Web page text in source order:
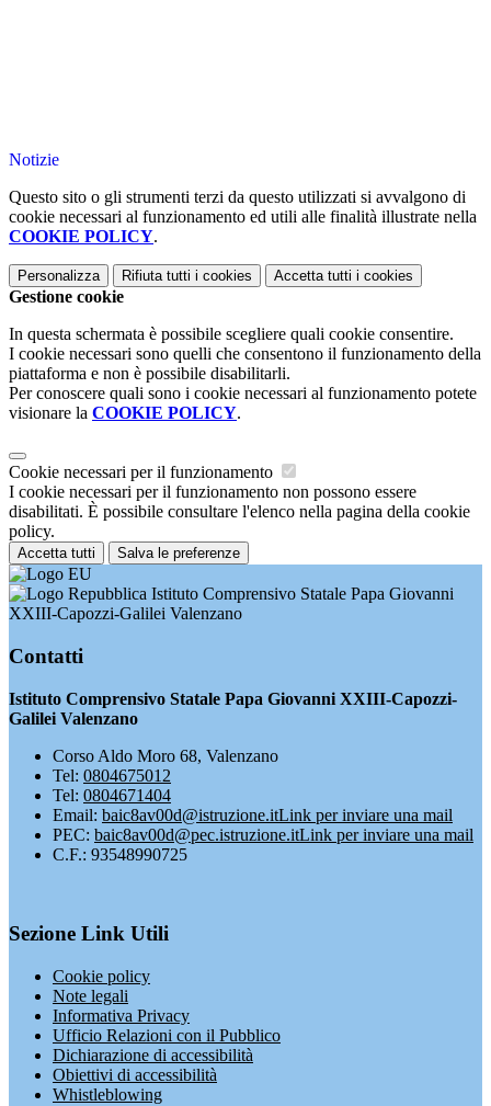
Notizie
Questo sito o gli strumenti terzi da questo utilizzati si avvalgono di
cookie necessari al funzionamento ed utili alle finalità illustrate nella
COOKIE POLICY.
Personalizza Rifiuta tutti i cookies Accetta tutti i cookies
Gestione cookie
In questa schermata è possibile scegliere quali cookie consentire.
I cookie necessari sono quelli che consentono il funzionamento della
piattaforma e non è possibile disabilitarli.
Per conoscere quali sono i cookie necessari al funzionamento potete
visionare la COOKIE POLICY.
Cookie necessari per il funzionamento
I cookie necessari per il funzionamento non possono essere
disabilitati. È possibile consultare l'elenco nella pagina della cookie
policy.
Accetta tutti Salva le preferenze
Istituto Comprensivo Statale Papa Giovanni
XXIII-Capozzi-Galilei Valenzano
Contatti
Istituto Comprensivo Statale Papa Giovanni XXIII-Capozzi-
Galilei Valenzano
Corso Aldo Moro 68, Valenzano
Tel: 0804675012
Tel: 0804671404
Email: baic8av00d@istruzione.itLink per inviare una mail
PEC: baic8av00d@pec.istruzione.itLink per inviare una mail
C.F.: 93548990725
Sezione Link Utili
Cookie policy
Note legali
Informativa Privacy
Ufficio Relazioni con il Pubblico
Dichiarazione di accessibilità
Obiettivi di accessibilità
Whistleblowing